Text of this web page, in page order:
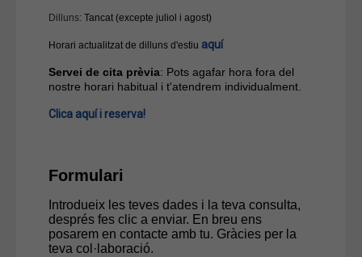
Dilluns: Tancat (excepte juliol i agost)
Horari actualitzat de dilluns d'estiu aquí
Servei de cita prèvia: Pots agafar hora fora del
nostre horari habitual i t'atendrem individualment.
Clica aquí i reserva!
Formulari
Introdueix les teves dades i la teva consulta,
després fes clic a enviar. En breu ens
posarem en contacte amb tu. Gràcies per la
teva col·laboració.